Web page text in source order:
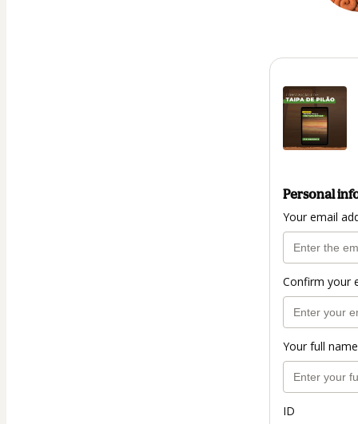
Personal
Your email
Confirm your
Your full name
ID